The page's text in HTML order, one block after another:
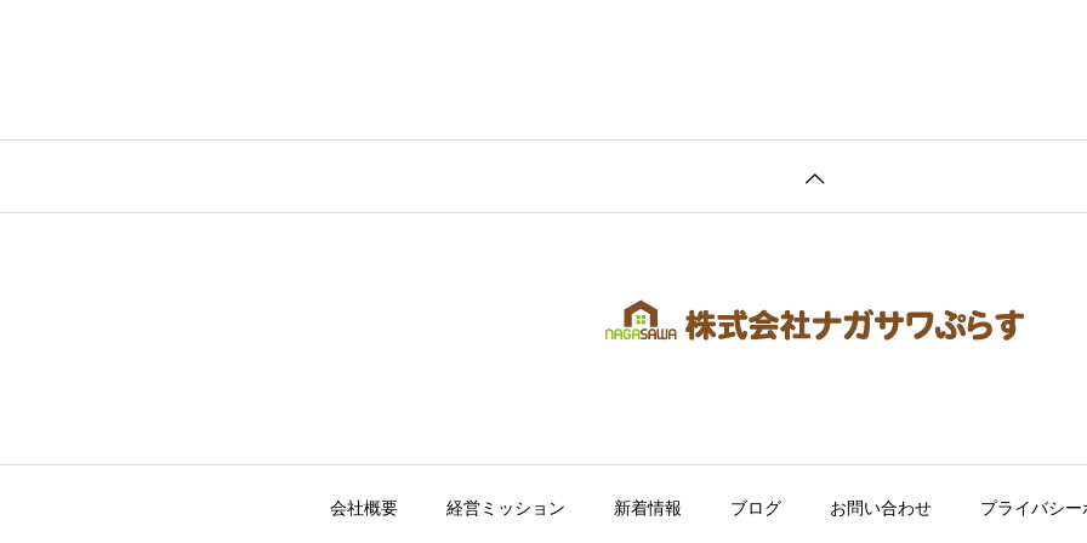
会社概要 経営ミッション 新着情報 ブログ お問い合わせ プライバシー